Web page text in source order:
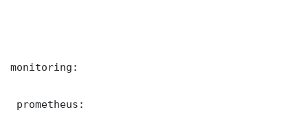
monitoring:
prometheus: